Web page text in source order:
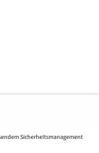
Sicherheitsmanagement